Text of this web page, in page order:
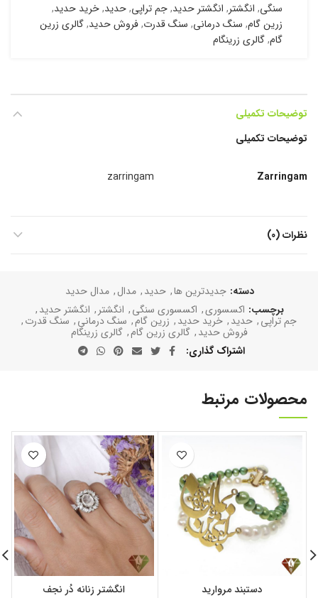
سنگی, انگشتر, انگشتر حدید,جم تراپی,حدید,خرید حدید,
زرین گام, سنگ درمانی, سنگ قدرت,فروش حدید,گالری زرین
گام,گالری زرینگام
توضیحات تکمیلی
توضیحات تکمیلی
Zarringam
zarringam
نظرات (0)
دسته: جدیدترین ها, حدید, مدال, مدال حدید
برچسب: اکسسوری, اکسسوری سنگی, انگشتر , انگشتر حدید,
جم تراپی, حدید, خرید حدید, زرین گام, سنگ درمانی, سنگ قدرت,
فروش حدید, گالری زرین گام, گالری زرینگام
اشتراک گذاری
محصولات مرتبط
دستبند مروارید انگشتر زنانه دُر نجف